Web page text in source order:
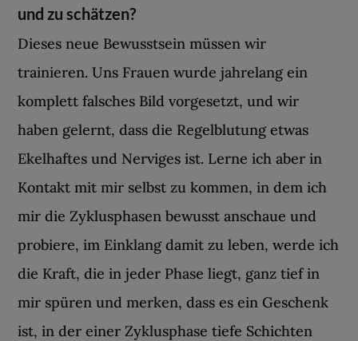
und zu schätzen?
Dieses neue Bewusstsein müssen wir
trainieren. Uns Frauen wurde jahrelang ein
komplett falsches Bild vorgesetzt, und wir
haben gelernt, dass die Regelblutung etwas
Ekelhaftes und Nerviges ist. Lerne ich aber in
Kontakt mit mir selbst zu kommen, in dem ich
mir die Zyklusphasen bewusst anschaue und
probiere, im Einklang damit zu leben, werde ich
die Kraft, die in jeder Phase liegt, ganz tief in
mir spüren und merken, dass es ein Geschenk
ist, in der einer Zyklusphase tiefe Schichten